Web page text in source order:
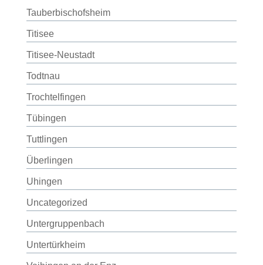
Tauberbischofsheim
Titisee
Titisee-Neustadt
Todtnau
Trochtelfingen
Tübingen
Tuttlingen
Überlingen
Uhingen
Uncategorized
Untergruppenbach
Untertürkheim